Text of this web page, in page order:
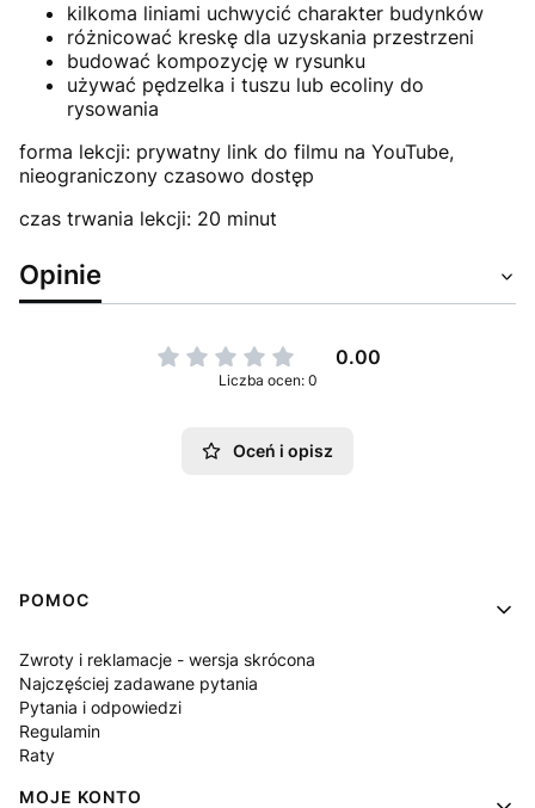
kilkoma liniami uchwycić charakter budynków
różnicować kreskę dla uzyskania przestrzeni
budować kompozycję w rysunku
używać pędzelka i tuszu lub ecoliny do
rysowania
forma lekcji: prywatny link do filmu na YouTube,
nieograniczony czasowo dostęp
czas trwania lekcji: 20 minut
Opinie
0.00
Liczba ocen: 0
Oceń i opisz
Linki w stopce
POMOC
Zwroty i reklamacje - wersja skrócona
Najczęściej zadawane pytania
Pytania i odpowiedzi
Regulamin
Raty
MOJE KONTO